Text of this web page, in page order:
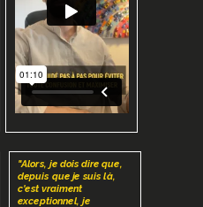
"Alors, je dois dire que,
depuis que je suis là,
c'est vraiment
exceptionnel, je